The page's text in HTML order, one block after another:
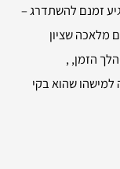
זמנם להשתדרג –
מלאכה שציון
הזמן, ,
שהוא בקי